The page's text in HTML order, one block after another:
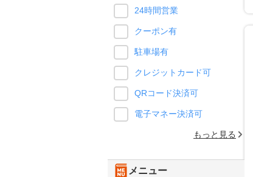
24時間営業
クーポン有
駐車場有
クレジットカード可
QRコード決済可
電子マネー決済可
もっと見る
メニュー